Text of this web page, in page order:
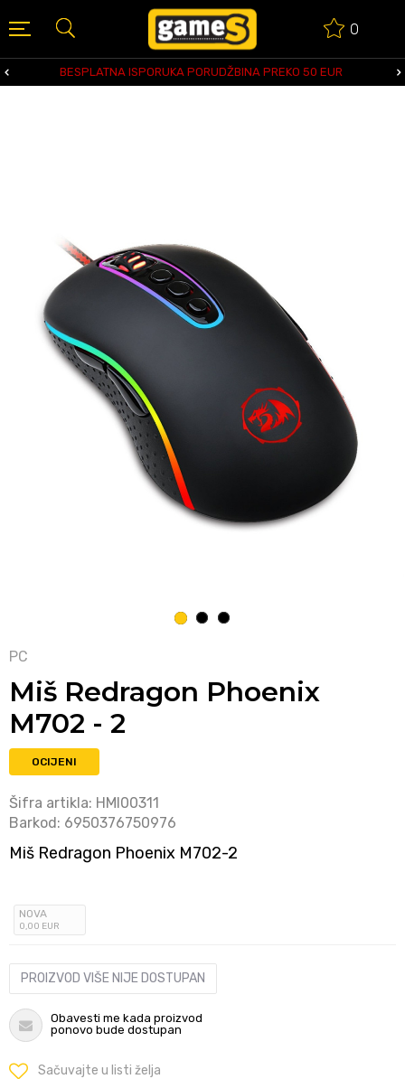
0
BESPLATNA ISPORUKA PORUDŽBINA PREKO 50 EUR
1 2 3
PC
Miš Redragon Phoenix
M702 - 2
OCIJENI
Šifra artikla: HMI00311
Barkod: 6950376750976
Miš Redragon Phoenix M702-2
NOVA
0,00 EUR
PROIZVOD VIŠE NIJE DOSTUPAN
Obavesti me kada proizvod
ponovo bude dostupan
Sačuvajte u listi želja